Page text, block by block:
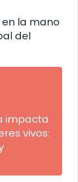
la mano
del
impacta
vivos: